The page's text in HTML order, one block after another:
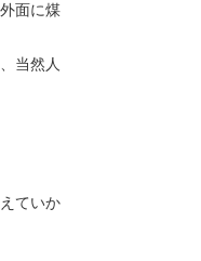
面に煤
当然人
ていか